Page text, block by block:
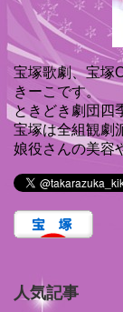
宝塚歌劇、宝塚
きーこです。
ときどき劇団四
宝塚は全組観劇
娘役さんの美容
人気記事